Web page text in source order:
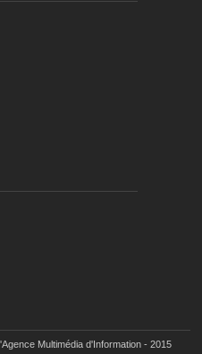
Multimédia d'Information - 2015